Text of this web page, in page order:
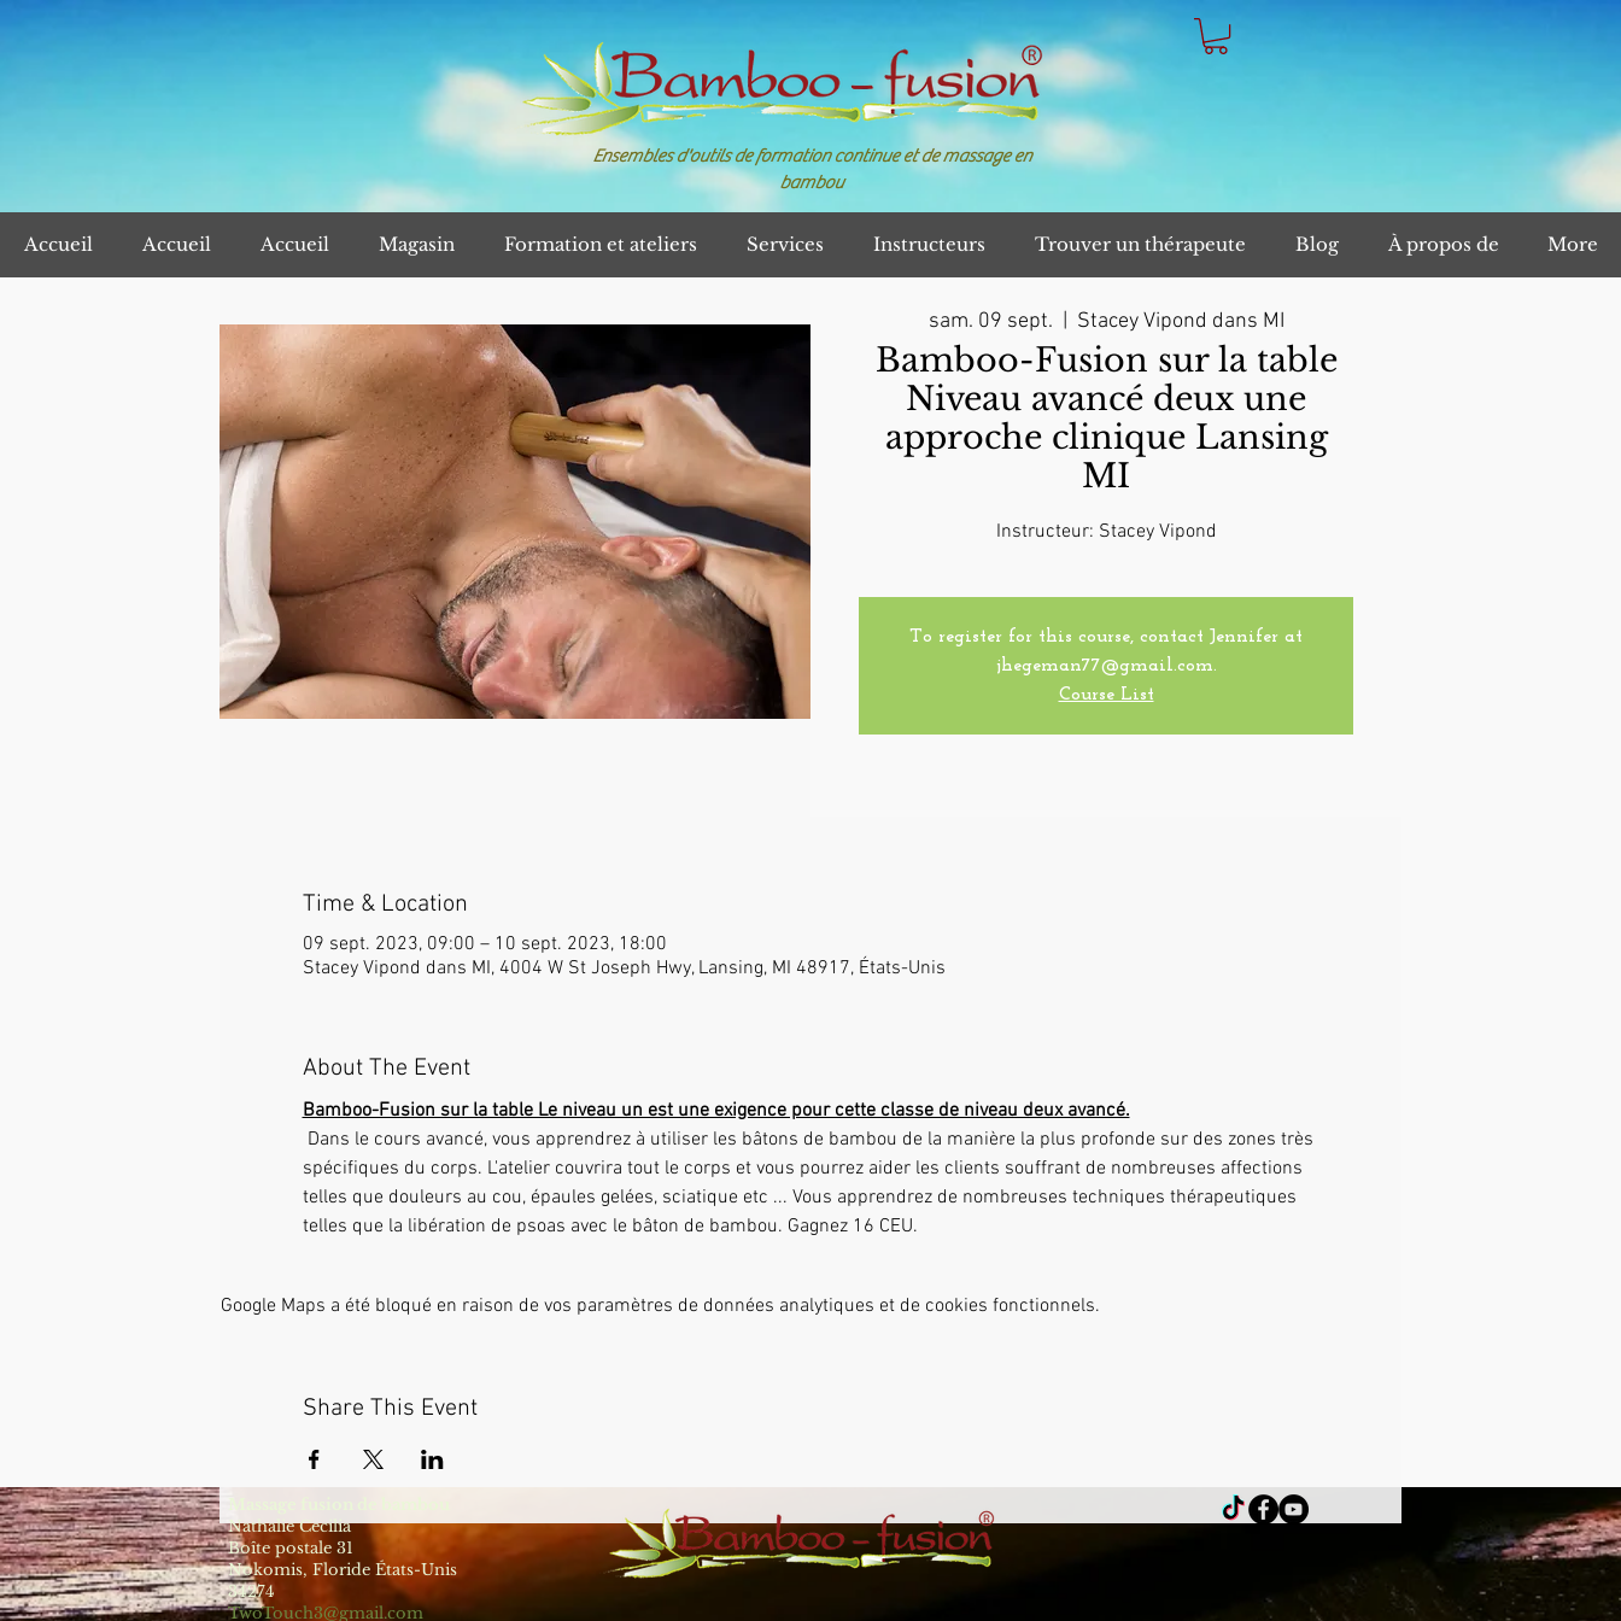
Ensembles d'outils de formation continue et de massage en
bambou
Accueil Accueil Accueil Magasin Formation et ateliers Services Instructeurs Trouver un thérapeute Blog À propos de More
sam. 09 sept. Stacey Vipond dans MI
Bamboo-Fusion sur la table
Niveau avancé deux une
approche clinique Lansing
MI
Instructeur: Stacey Vipond
To register for this course, contact Jennifer at
jhegeman77@gmail.com.
Course List
Time & Location
09 sept. 2023, 09:00 – 10 sept. 2023, 18:00
Stacey Vipond dans MI, 4004 W St Joseph Hwy, Lansing, MI 48917, États-Unis
About The Event
Bamboo-Fusion sur la table Le niveau un est une exigence pour cette classe de niveau deux avancé.
spécifiques du corps. L'atelier couvrira tout le corps et vous pourrez aider les clients souffrant de nombreuses affections
telles que douleurs au cou, épaules gelées, sciatique etc ... Vous apprendrez de nombreuses techniques thérapeutiques
telles que la libération de psoas avec le bâton de bambou. Gagnez 16 CEU.
Google Maps a été bloqué en raison de vos paramètres de données analytiques et de cookies fonctionnels.
Share This Event
Nathalie Cecilia
Boîte postale 31
Nokomis, Floride États-Unis
34274
TwoTouch3@gmail.com